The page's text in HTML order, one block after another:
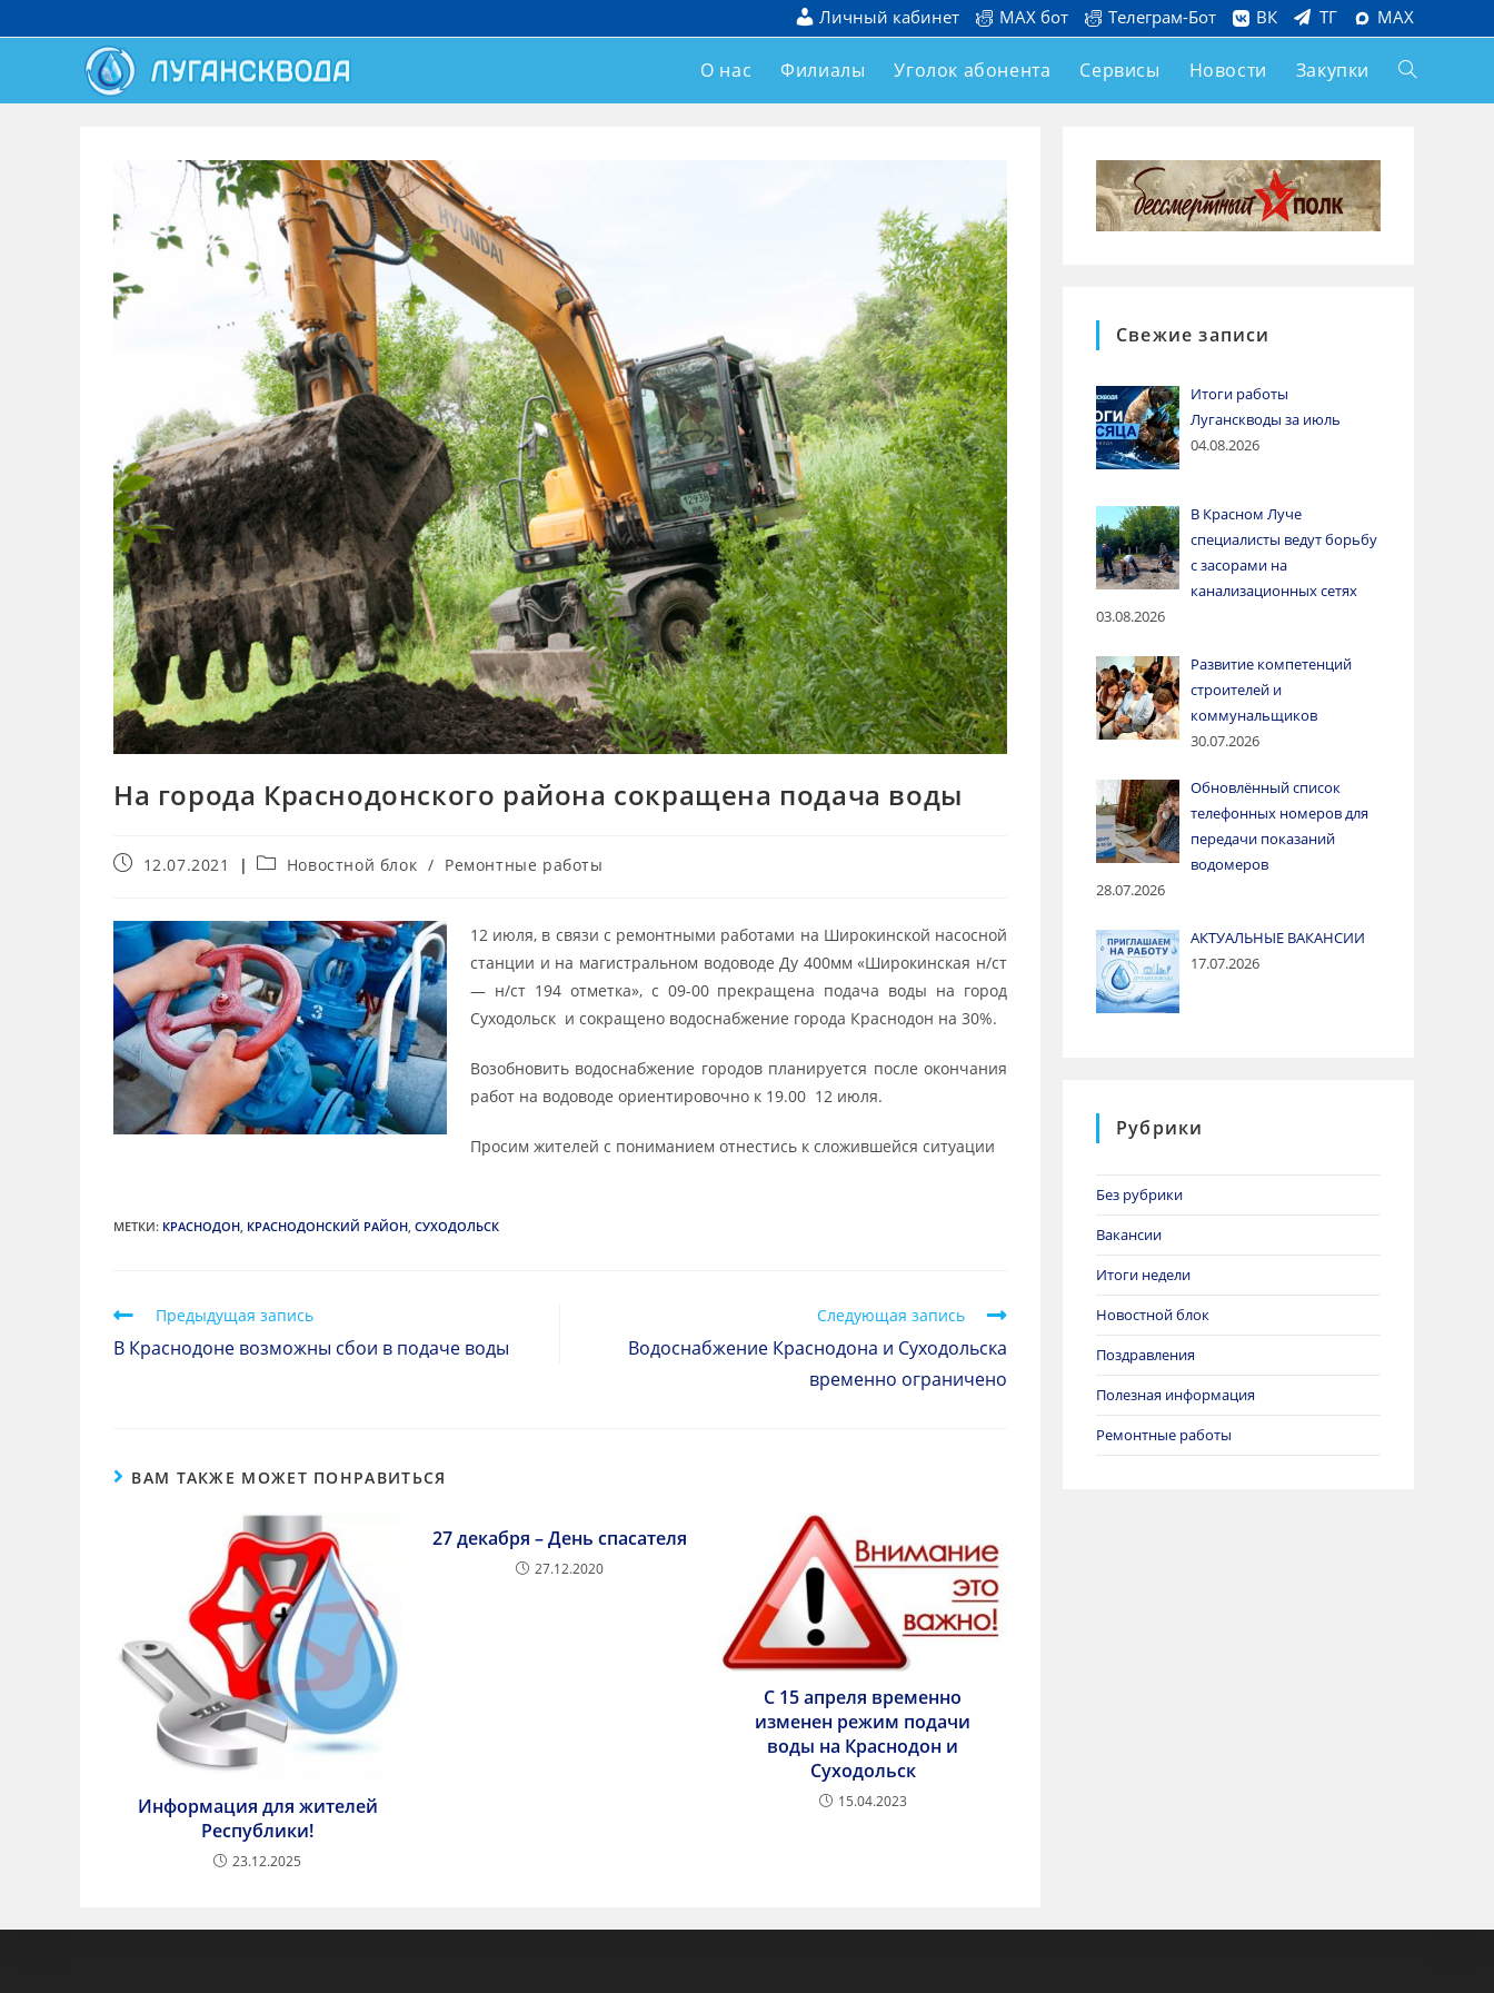
Личный кабинет MAX бот Телеграм-Бот ВК ТГ MAX
О нас Филиалы Уголок абонента Сервисы Новости Закупки
На города Краснодонского района сокращена подача воды
12.07.2021 Новостной блок / Ремонтные работы
12 июля, в связи с ремонтными работами на Широкинской насосной
станции и на магистральном водоводе Ду 400мм «Широкинская н/ст
— н/ст 194 отметка», с 09-00 прекращена подача воды на город
Суходольск и сокращено водоснабжение города Краснодон на 30%.
Возобновить водоснабжение городов планируется после окончания
работ на водоводе ориентировочно к 19.00 12 июля.
Просим жителей с пониманием отнестись к сложившейся ситуации
МЕТКИ: КРАСНОДОН КРАСНОДОНСКИЙ РАЙОН СУХОДОЛЬСК
Предыдущая запись
В Краснодоне возможны сбои в подаче воды
Следующая запись
Водоснабжение Краснодона и Суходольска
временно ограничено
ВАМ ТАКЖЕ МОЖЕТ ПОНРАВИТЬСЯ
Информация для жителей
Республики!
23.12.2025
27 декабря – День спасателя
27.12.2020
С 15 апреля временно
изменен режим подачи
воды на Краснодон и
Суходольск
15.04.2023
Свежие записи
Итоги работы
Луганскводы за июль
04.08.2026
В Красном Луче
специалисты ведут борьбу
с засорами на
канализационных сетях
03.08.2026
Развитие компетенций
строителей и
коммунальщиков
30.07.2026
Обновлённый список
телефонных номеров для
передачи показаний
водомеров
28.07.2026
АКТУАЛЬНЫЕ ВАКАНСИИ
17.07.2026
Рубрики
Без рубрики
Вакансии
Итоги недели
Новостной блок
Поздравления
Полезная информация
Ремонтные работы